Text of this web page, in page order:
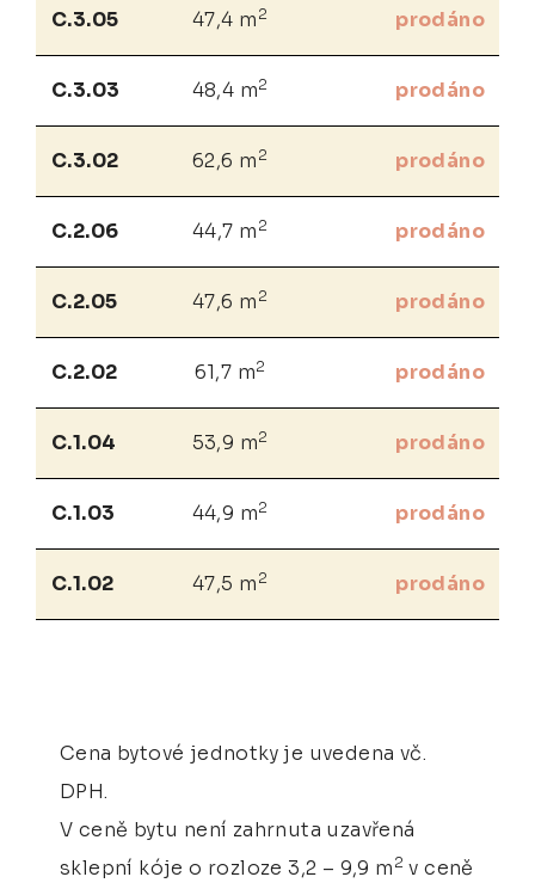
C.3.05 47,4 m 2 prodáno
C.3.03 48,4 m2 prodáno
C.3.02 62,6 m 2 prodáno
C.2.06 44,7 m 2 prodáno
C.2.05 47,6 m 2 prodáno
C.2.02 61,7 m2 prodáno
C.1.04 53,9 m2 prodáno
C.1.03 44,9 m2 prodáno
C.1.02 47,5 m 2 prodáno
Cena bytové jednotky je uvedena vč.
DPH.
V ceně bytu není zahrnuta uzavřená
sklepní kóje o rozloze 3,2 – 9,9 m 2 v ceně